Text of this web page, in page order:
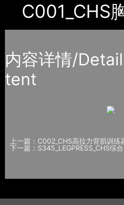
C001_CHS
内容详情/
tent
上一篇：C002_CHS高拉力背肌训练
下一篇：S345_LEGPRESS_CHS综